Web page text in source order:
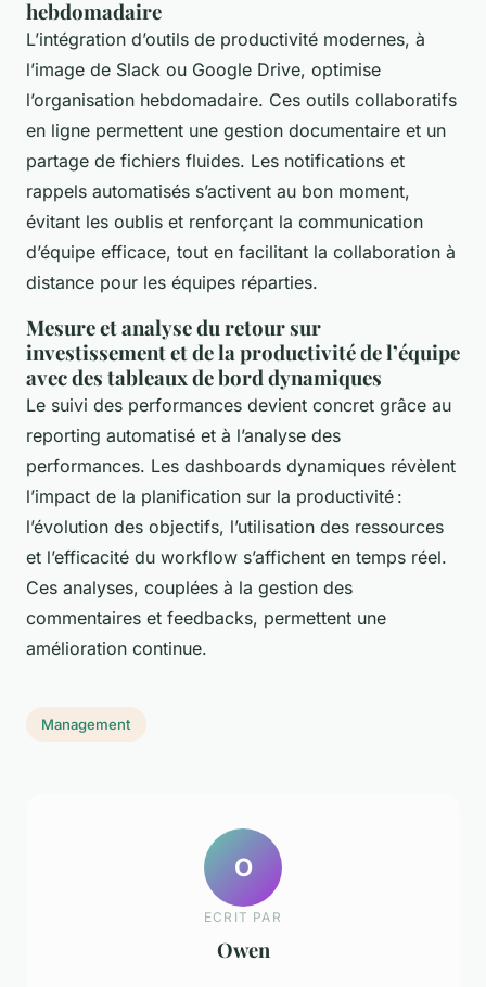
hebdomadaire
L’intégration d’outils de productivité modernes, à
l’image de Slack ou Google Drive, optimise
l’organisation hebdomadaire. Ces outils collaboratifs
en ligne permettent une gestion documentaire et un
partage de fichiers fluides. Les notifications et
rappels automatisés s’activent au bon moment,
évitant les oublis et renforçant la communication
d’équipe efficace, tout en facilitant la collaboration à
distance pour les équipes réparties.
Mesure et analyse du retour sur
investissement et de la productivité de l’équipe
avec des tableaux de bord dynamiques
Le suivi des performances devient concret grâce au
reporting automatisé et à l’analyse des
performances. Les dashboards dynamiques révèlent
l’impact de la planification sur la productivité :
l’évolution des objectifs, l’utilisation des ressources
et l’efficacité du workflow s’affichent en temps réel.
Ces analyses, couplées à la gestion des
commentaires et feedbacks, permettent une
amélioration continue.
Management
O
ECRIT PAR
Owen